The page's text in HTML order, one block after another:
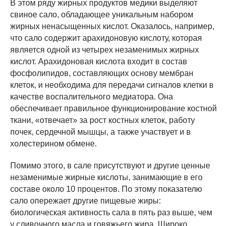
В этом ряду жирных продуктов медики выделяют
свиное сало, обладающее уникальным набором
жирных ненасыщенных кислот. Оказалось, например,
что сало содержит арахидоновую кислоту, которая
является одной из четырех незаменимых жирных
кислот. Арахидоновая кислота входит в состав
фосфолипидов, составляющих основу мембран
клеток, и необходима для передачи сигналов клетки в
качестве воспалительного медиатора. Она
обеспечивает правильное функционирование костной
ткани, «отвечает» за рост костных клеток, работу
почек, сердечной мышцы, а также участвует и в
холестерином обмене.
Помимо этого, в сале присутствуют и другие ценные
незаменимые жирные кислоты, занимающие в его
составе около 10 процентов. По этому показателю
сало опережает другие пищевые жиры:
биологическая активность сала в пять раз выше, чем
у сливочного масла и говяжьего жира. Широко